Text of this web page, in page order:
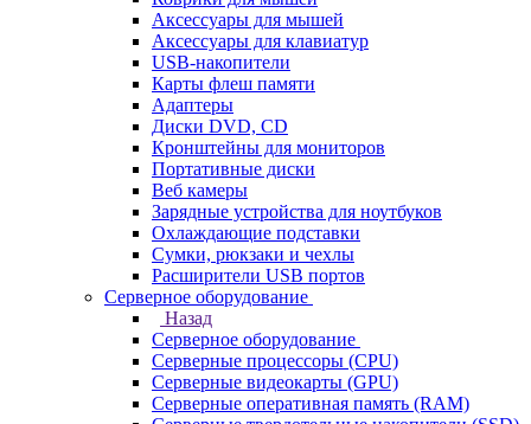
Аксессуары для мышей
Аксессуары для клавиатур
USB-накопители
Карты флеш памяти
Адаптеры
Диски DVD, CD
Кронштейны для мониторов
Портативные диски
Веб камеры
Зарядные устройства для ноутбуков
Охлаждающие подставки
Сумки, рюкзаки и чехлы
Расширители USB портов
Серверное оборудование
Назад
Серверное оборудование
Серверные процессоры (CPU)
Серверные видеокарты (GPU)
Серверные оперативная память (RAM)